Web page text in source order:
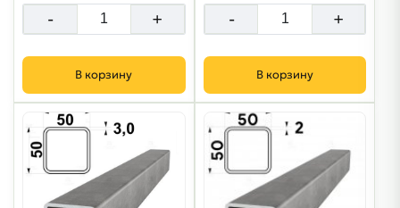
- +
В корзину
- +
В корзину